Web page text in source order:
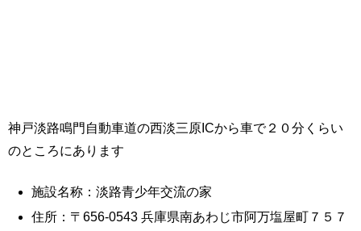
神戸淡路鳴門自動車道の西淡三原ICから車で２０分くらい
のところにあります
施設名称：淡路青少年交流の家
住所：〒656-0543 兵庫県南あわじ市阿万塩屋町７５７